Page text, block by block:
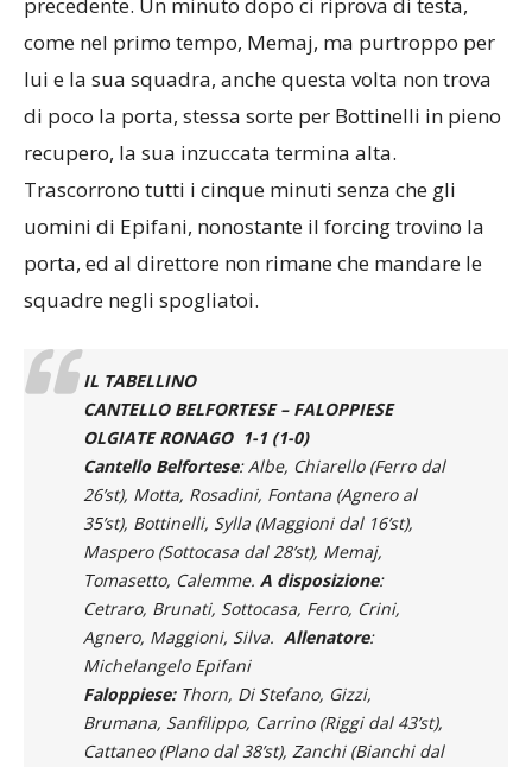
come nel primo tempo, Memaj, ma purtroppo per
lui e la sua squadra, anche questa volta non trova
di poco la porta, stessa sorte per Bottinelli in pieno
recupero, la sua inzuccata termina alta.
Trascorrono tutti i cinque minuti senza che gli
uomini di Epifani, nonostante il forcing trovino la
porta, ed al direttore non rimane che mandare le
squadre negli spogliatoi.
IL TABELLINO
CANTELLO BELFORTESE – FALOPPIESE
OLGIATE RONAGO 1-1 (1-0)
Cantello Belfortese: Albe, Chiarello (Ferro dal
26’st), Motta, Rosadini, Fontana (Agnero al
35’st), Bottinelli, Sylla (Maggioni dal 16’st),
Maspero (Sottocasa dal 28’st), Memaj,
Tomasetto, Calemme. A disposizione:
Cetraro, Brunati, Sottocasa, Ferro, Crini,
Agnero, Maggioni, Silva. Allenatore:
Michelangelo Epifani
Faloppiese:Thorn, Di Stefano, Gizzi,
Brumana, Sanfilippo, Carrino (Riggi dal 43’st),
Cattaneo (Plano dal 38’st), Zanchi (Bianchi dal